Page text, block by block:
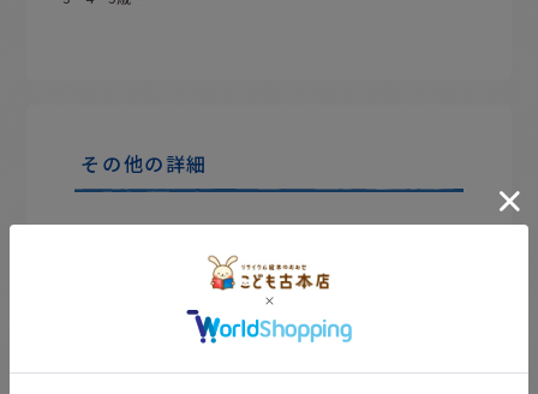
その他の詳細
絵本の買取もおまちしています